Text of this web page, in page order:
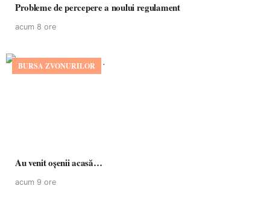
Probleme de percepere a noului regulament
acum 8 ore
BURSA ZVONURILOR
Au venit oșenii acasă…
acum 9 ore